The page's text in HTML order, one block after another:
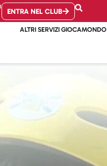
ENTRA NEL CLUB
ALTRI SERVIZI GIOCAMONDO